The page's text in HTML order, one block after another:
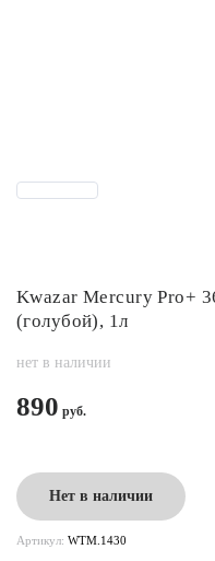
Kwazar Mercury Pro+
(голубой), 1л
нет в наличии
890
Нет в наличии
Артикул: WTM.1430